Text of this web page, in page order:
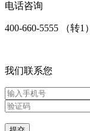
电话咨询
400-660-5555 （转1）
我们联系您